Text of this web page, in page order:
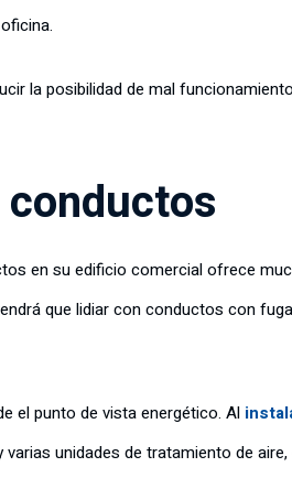
la posibilidad de mal
en su edificio comercial ofrece
que lidiar con conductos con
el punto de vista energético. Al
unidades de tratamiento de aire,